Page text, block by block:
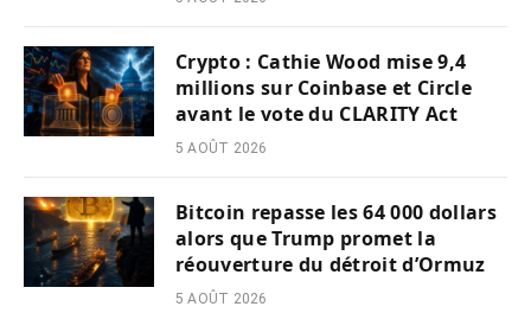
Crypto : Cathie Wood mise 9,4
millions sur Coinbase et Circle
avant le vote du CLARITY Act
5 AOÛT 2026
Bitcoin repasse les 64 000 dollars
alors que Trump promet la
réouverture du détroit d’Ormuz
5 AOÛT 2026